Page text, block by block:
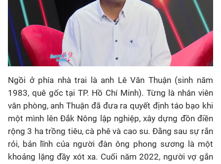
Ngồi ở phía nhà trai là anh Lê Văn Thuận (sinh năm
1983, quê gốc tại TP. Hồ Chí Minh). Từng là nhân viên
văn phòng, anh Thuận đã đưa ra quyết định táo bạo khi
một mình lên Đắk Nông lập nghiệp, xây dựng đồn điền
rộng 3 ha trồng tiêu, cà phê và cao su. Đằng sau sự rắn
rỏi, bản lĩnh của người đàn ông phong sương là một
khoảng lặng đầy xót xa. Cuối năm 2022, người vợ gắn